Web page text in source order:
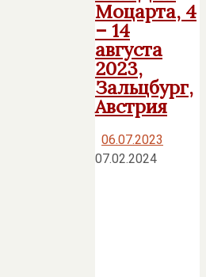
Моцарта, 4
– 14
августа
2023,
Зальцбург,
Австрия
06.07.2023
07.02.2024